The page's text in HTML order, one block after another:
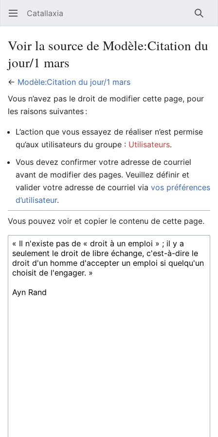
Ouvrir le menu principal Catallaxia
Voir la source de Modèle:Citation du
jour/1 mars
← Modèle:Citation du jour/1 mars
Vous n’avez pas le droit de modifier cette page, pour
les raisons suivantes :
L’action que vous essayez de réaliser n’est permise
qu’aux utilisateurs du groupe : Utilisateurs.
Vous devez confirmer votre adresse de courriel
avant de modifier des pages. Veuillez définir et
valider votre adresse de courriel via vos préférences
d’utilisateur.
Vous pouvez voir et copier le contenu de cette page.